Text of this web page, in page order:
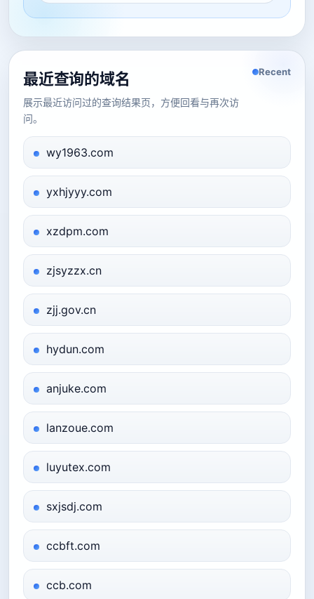
最近查询的域名
展示最近访问过的查询结果页，方便回看与再次访
问。
Recent
wy1963.com
yxhjyyy.com
xzdpm.com
zjsyzzx.cn
zjj.gov.cn
hydun.com
anjuke.com
lanzoue.com
luyutex.com
sxjsdj.com
ccbft.com
ccb.com